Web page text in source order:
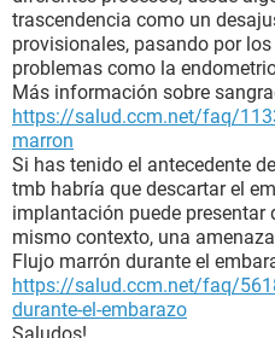
trascendencia como un
provisionales, pasando por
problemas como la
Más información sobre
https://salud.ccm.net/faq/
marron
Si has tenido el antecedente
tmb habría que descartar el
implantación puede presentar
mismo contexto, una
Flujo marrón durante el
https://salud.ccm.net/faq/
durante-el-embarazo